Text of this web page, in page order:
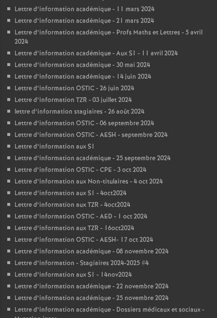
Lettre d’information académique - 11 mars 2024
Lettre d’information académique - 21 mars 2024
Lettre d’information académique - Profs Maths et Lettres - 5 avril
2024
Lettre d’information académique - Aux S1 - 11 avril 2024
Lettre d’information académique - 30 mai 2024
Lettre d’information académique - 14 juin 2024
Lettre d’information OSTIC - 26 juin 2024
Lettre d’information TZR - 03 juillet 2024
lettre d’information stagiaires - 26 août 2024
Lettre d’information OSTIC - 06 septembre 2024
Lettre d’information OSTIC - AESH - septembre 2024
Lettre d’information aux S1
Lettre d’information académique - 25 septembre 2024
Lettre d’information OSTIC - CPE - 3 oct 2024
Lettre d’information aux Non-titulaires - 4 oct 2024
Lettre d’information aux S1 - 4oct2024
Lettre d’information aux TZR - 4oct2024
Lettre d’information OSTIC - AED - 1 oct 2024
Lettre d’information aux TZR - 16oct2024
Lettre d’information OSTIC - AESH- 17 oct 2024
Lettre d’information académique - 08 novembre 2024
Lettre d’information - Stagiaires 2024-2025 #4
Lettre d’information aux S1 - 14nov2024
Lettre d’information académique - 22 novembre 2024
Lettre d’information académique - 25 novembre 2024
Lettre d’information académique - Dossiers médicaux et sociaux -